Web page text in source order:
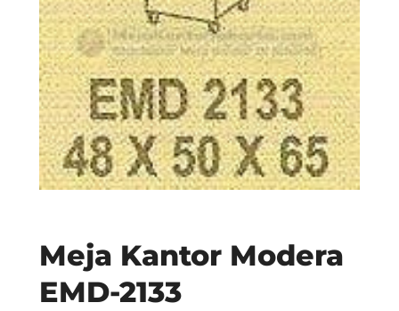
Meja Kantor Modera
EMD-2133